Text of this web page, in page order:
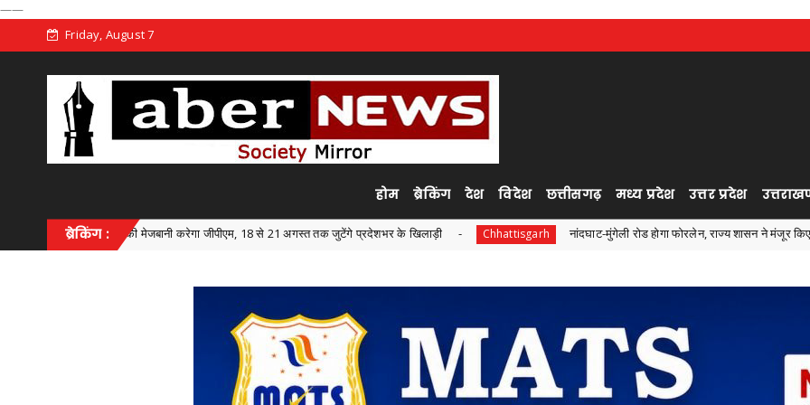
——
Friday, August 7
होम ब्रेकिंग देश विदेश छत्तीसगढ़ मध्य प्रदेश उत्तर प्रदेश
ब्रेकिंग :
की मेजबानी करेगा जीपीएम, 18 से 21 अगस्त तक जुटेंगे प्रदेशभर के खिलाड़ी Chhattisgarh नांदघाट-मुंगेली रोड होगा फोरलेन, राज्य शासन ने मंजूर किए 21.81 करोड़